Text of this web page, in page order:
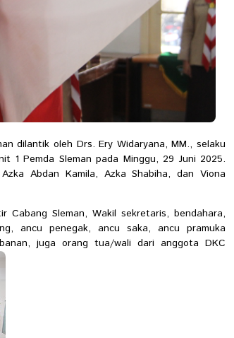
dilantik oleh Drs. Ery Widaryana, MM., selaku
1 Pemda Sleman pada Minggu, 29 Juni 2025.
Abdan Kamila, Azka Shabiha, dan Viona
Cabang Sleman, Wakil sekretaris, bendahara,
ancu penegak, ancu saka, ancu pramuka
juga orang tua/wali dari anggota DKC